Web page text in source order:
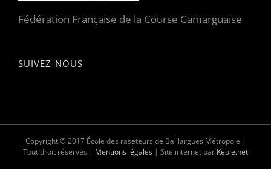
Fédération Française de la Course Camarguaise
SUIVEZ-NOUS
Copyright © 2017 École des raseteurs de Baillargues Métropole |
Tout droit réservés | Mentions légales | Site internet par Keole.net